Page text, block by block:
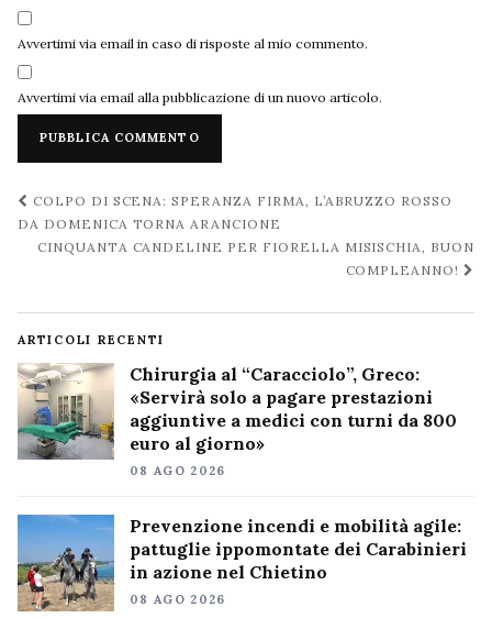
Avvertimi via email in caso di risposte al mio commento.
Avvertimi via email alla pubblicazione di un nuovo articolo.
Navigazione
post
COLPO DI SCENA: SPERANZA FIRMA, L’ABRUZZO ROSSO
DA DOMENICA TORNA ARANCIONE
CINQUANTA CANDELINE PER FIORELLA MISISCHIA, BUON
COMPLEANNO!
ARTICOLI RECENTI
Chirurgia al “Caracciolo”, Greco:
«Servirà solo a pagare prestazioni
aggiuntive a medici con turni da 800
euro al giorno»
08 AGO 2026
Prevenzione incendi e mobilità agile:
pattuglie ippomontate dei Carabinieri
in azione nel Chietino
08 AGO 2026